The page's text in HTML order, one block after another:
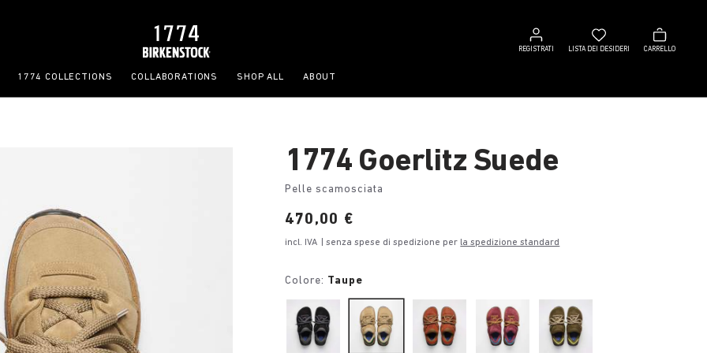
REGISTRATI
Registrati
LISTA DEI DESIDERI
Lista
dei
CARRELLO
Carrello
1774 COLLECTIONS COLLABORATIONS SHOP ALL ABOUT
1774 Goerlitz Suede
Pelle scamosciata
Price:
470,00 €
incl. IVA | senza spese di spedizione per la spedizione standard
Colore: Taupe